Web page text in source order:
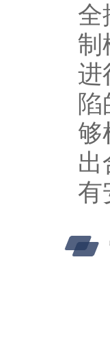
全
制
进
够
出
有